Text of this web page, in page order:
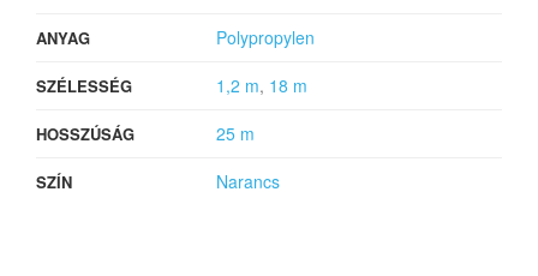
ANYAG Polypropylen
SZÉLESSÉG 1,2 m, 18 m
HOSSZÚSÁG 25 m
SZÍN Narancs